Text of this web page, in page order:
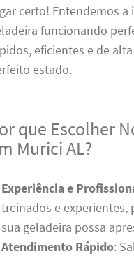
certo! Entendemos
funcionando
eficientes e de
estado.
que Escolher
Murici AL?
Experiência e
treinados e
sua geladeira possa
Atendimento Rápido: